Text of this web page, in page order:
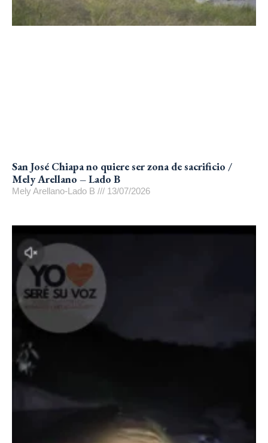
San José Chiapa no quiere ser zona de sacrificio /
Mely Arellano – Lado B
Mely Arellano-Lado B 13/07/2026